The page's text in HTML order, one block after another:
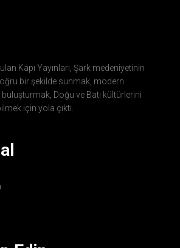
Kapı Yayınları, Şark medeniyetinin
doğru bir şekilde sunmak, modern
buluşturmak, Doğu ve Batı kültürlerini
için yola çıktı.